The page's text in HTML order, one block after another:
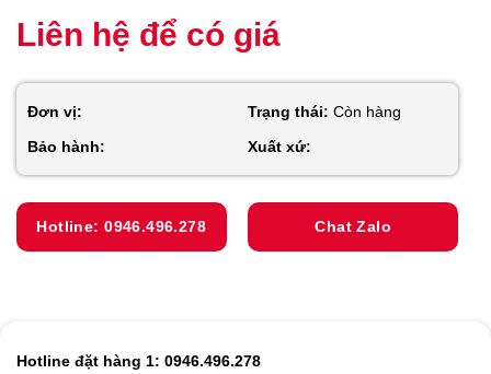
Liên hệ để có giá
Đơn vị: Trạng thái: Còn hàng
Bảo hành:
Xuất xứ:
Hotline: 0946.496.278 Chat Zalo
Hotline đặt hàng 1: 0946.496.278